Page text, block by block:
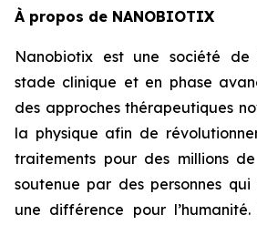
À propos de NANOBIOTIX
Nanobiotix est une société de
stade clinique et en phase
des approches thérapeutiques
la physique afin de
traitements pour des millions
soutenue par des personnes
une différence pour